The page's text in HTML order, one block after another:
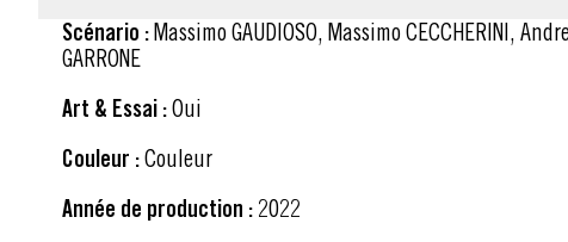
Scénario :
GARRONE
Art & Essai :Oui
Couleur :Couleur
Année de production : 2022